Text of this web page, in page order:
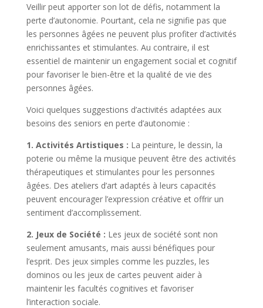
Veillir peut apporter son lot de défis, notamment la
perte d’autonomie. Pourtant, cela ne signifie pas que
les personnes âgées ne peuvent plus profiter d’activités
enrichissantes et stimulantes. Au contraire, il est
essentiel de maintenir un engagement social et cognitif
pour favoriser le bien-être et la qualité de vie des
personnes âgées.
Voici quelques suggestions d’activités adaptées aux
besoins des seniors en perte d’autonomie :
1. Activités Artistiques : La peinture, le dessin, la
poterie ou même la musique peuvent être des activités
thérapeutiques et stimulantes pour les personnes
âgées. Des ateliers d’art adaptés à leurs capacités
peuvent encourager l’expression créative et offrir un
sentiment d’accomplissement.
2. Jeux de Société : Les jeux de société sont non
seulement amusants, mais aussi bénéfiques pour
l’esprit. Des jeux simples comme les puzzles, les
dominos ou les jeux de cartes peuvent aider à
maintenir les facultés cognitives et favoriser
l’interaction sociale.